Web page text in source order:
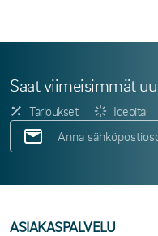
Saat viimeisimmät
Tarjoukset Ideoita
ASIAKASPALVELU